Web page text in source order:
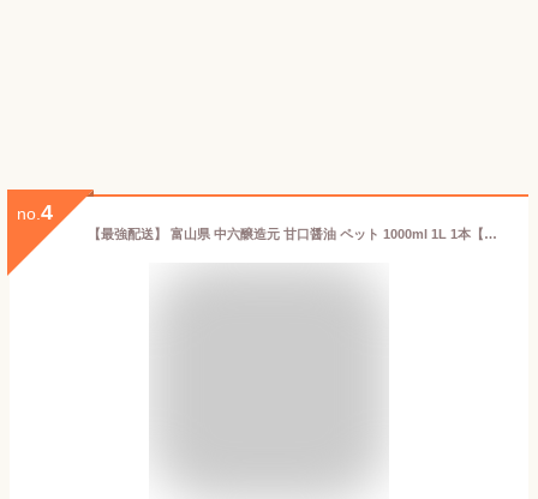
no. 4
【最強配送】 富山県 中六醸造元 甘口醤油 ペット 1000ml 1L 1本【ご注文は12本まで同梱可能】新湊 魚に合う醤油 なかろく